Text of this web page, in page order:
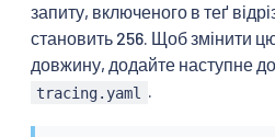
запиту, включеного в теґ
становить 256. Щоб змінити
довжину, додайте наступне
tracing.yaml .